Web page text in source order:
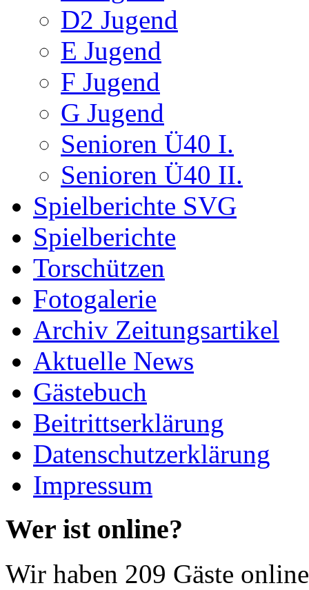
D2 Jugend
E Jugend
F Jugend
G Jugend
Senioren Ü40 I.
Senioren Ü40 II.
Spielberichte SVG
Spielberichte
Torschützen
Fotogalerie
Archiv Zeitungsartikel
Aktuelle News
Gästebuch
Beitrittserklärung
Datenschutzerklärung
Impressum
Wer ist online?
Wir haben 209 Gäste online